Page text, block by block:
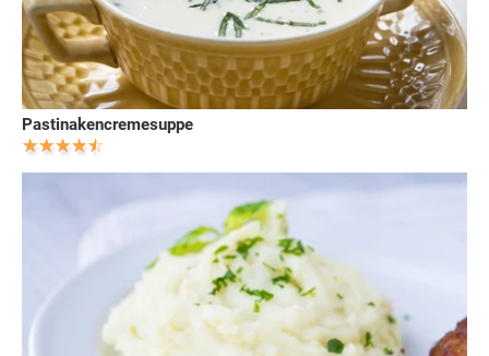
Pastinakencremesuppe